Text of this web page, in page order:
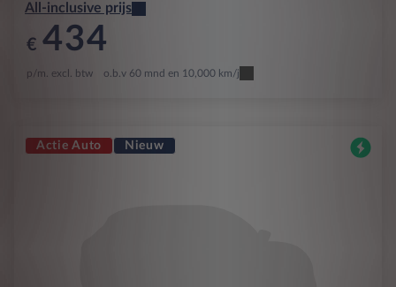
All-inclusive prijs
€ 434
p/m. excl. btw o.b.v 60 mnd en 10,000 km/j
Actie Auto Nieuw